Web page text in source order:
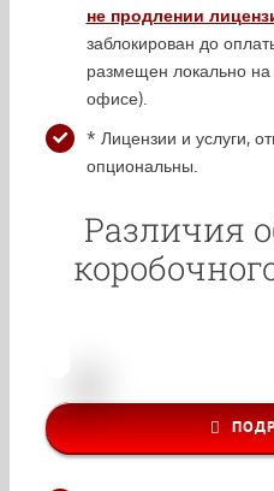
не продлении
заблокирован до
размещен локально
офисе).
* Лицензии и услуги,
опциональны.
Различия